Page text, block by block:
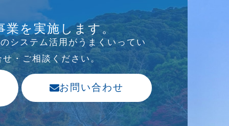
業を実施します。
システム活⽤がうまくいってい
・ご相談ください。
お問い合わせ